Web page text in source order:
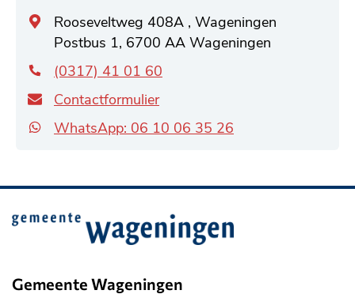
Algemeen
adres
Rooseveltweg 408A , Wageningen
Postbus 1, 6700 AA Wageningen
(0317) 41 01 60
Contactformulier
WhatsApp: 06 10 06 35 26
Belangrijke
informatie
Gemeente Wageningen